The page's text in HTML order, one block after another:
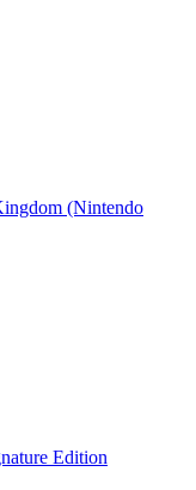
(Nintendo
Edition